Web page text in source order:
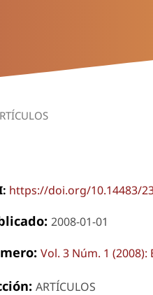
https://doi.org/10.14483/
2008-01-01
Vol. 3 Núm. 1 (2008):
ARTÍCULOS